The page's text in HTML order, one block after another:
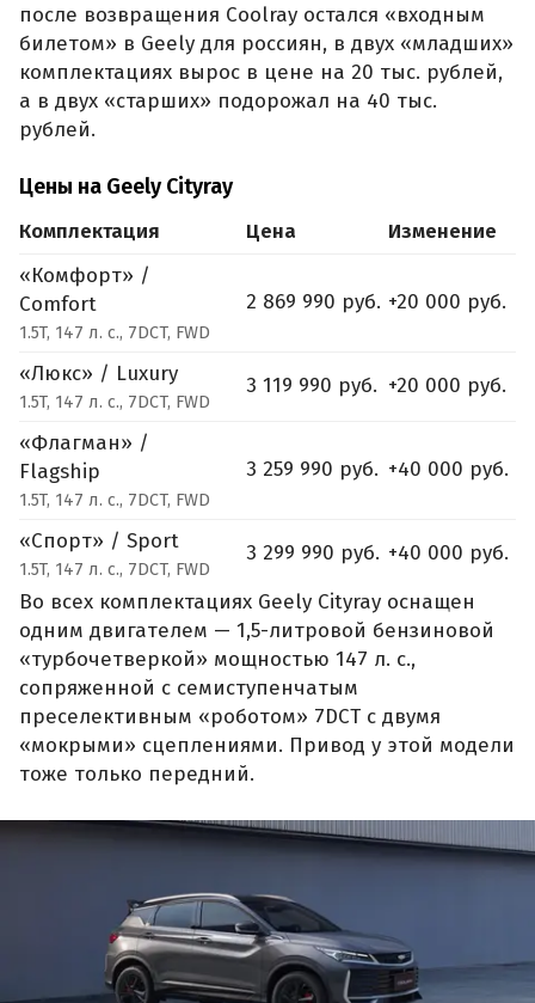
после возвращения Coolray остался «входным
билетом» в Geely для россиян, в двух «младших»
комплектациях вырос в цене на 20 тыс. рублей,
а в двух «старших» подорожал на 40 тыс.
рублей.
Цены на Geely Cityray
Комплектация Цена
Изменение
«Комфорт» /
Comfort
1.5T, 147 л. с., 7DCT, FWD
2 869 990 руб. +20 000 руб.
«Люкс» / Luxury
1.5T, 147 л. с., 7DCT, FWD
3 119 990 руб. +20 000 руб.
«Флагман» /
Flagship
1.5T, 147 л. с., 7DCT, FWD
3 259 990 руб. +40 000 руб.
«Спорт» / Sport
1.5T, 147 л. с., 7DCT, FWD
3 299 990 руб. +40 000 руб.
Во всех комплектациях Geely Cityray оснащен
одним двигателем — 1,5-литровой бензиновой
«турбочетверкой» мощностью 147 л. с.,
сопряженной с семиступенчатым
преселективным «роботом» 7DCT с двумя
«мокрыми» сцеплениями. Привод у этой модели
тоже только передний.